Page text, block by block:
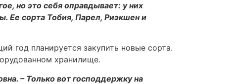
но это себя оправдывает: у них
Ее сорта Тобия, Парел, Риэкшен и
год планируется закупить новые сорта.
хранилище.
– Только вот господдержку на